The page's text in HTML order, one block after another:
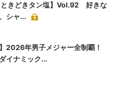
ときどきタン塩】Vol.92 好きな
シャ...
2026年男子メジャー全制覇！
イナミック...